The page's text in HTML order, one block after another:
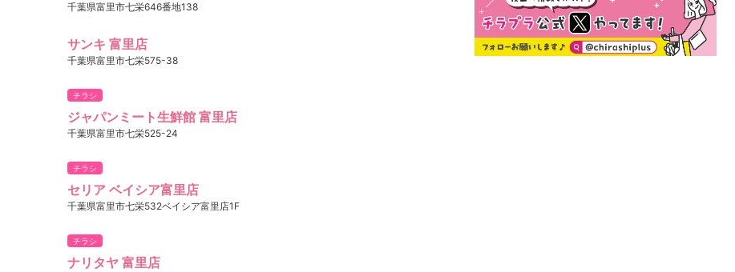
千葉県富里市七栄646番地138
サンキ 富里店
千葉県富里市七栄575-38
チラシ
ジャパンミート生鮮館 富里店
千葉県富里市七栄525-24
チラシ
セリア ベイシア富里店
千葉県富里市七栄532ベイシア富里店1F
チラシ
ナリタヤ 富里店